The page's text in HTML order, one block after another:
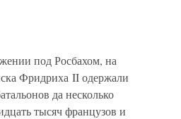
под Росбахом, на
Фридриха II одержали
да несколько
тысяч французов и